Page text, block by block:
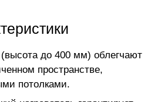
до 400 мм) облегчают
пространстве,
потолками.